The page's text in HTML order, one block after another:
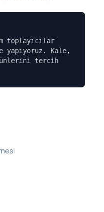
toplayıcılar
yapıyoruz. Kale,
tercih